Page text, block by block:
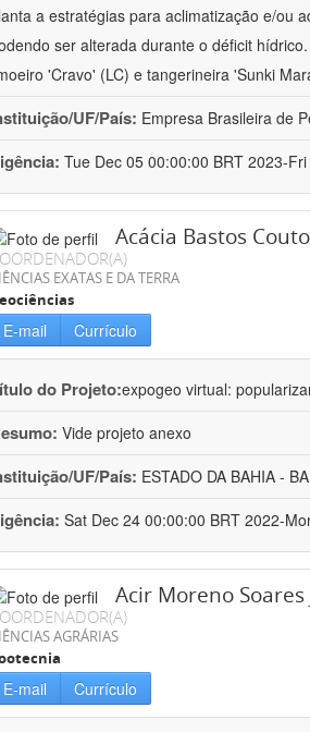
a estratégias para aclimatização e/ou
ser alterada durante o déficit
'Cravo' (LC) e tangerineira 'Sunki
UF/País: Empresa Brasileira de
Tue Dec 05 00:00:00 BRT 2023-
Acácia Bastos
EXATAS E DA TERRA
E-mail Currículo
do Projeto:expogeo virtual:
Vide projeto anexo
UF/País: ESTADO DA BAHIA -
Sat Dec 24 00:00:00 BRT 2022-
Acir Moreno Soares
AGRÁRIAS
E-mail Currículo